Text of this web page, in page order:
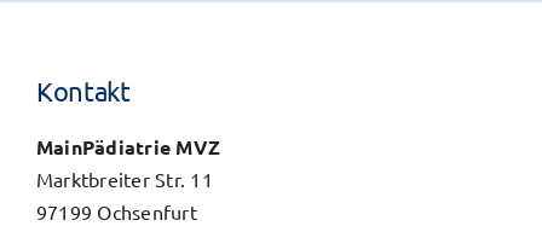
Kontakt
MainPädiatrie MVZ
Marktbreiter Str. 11
97199 Ochsenfurt